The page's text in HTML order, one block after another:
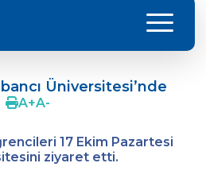
menu
Gelişim Sürecinin
Sertoğlu
Uğurluyor
Üniversitesi’nde
A+A-
17 Ekim Pazartesi
ziyaret etti.